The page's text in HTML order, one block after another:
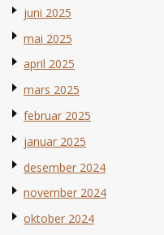
juni 2025
mai 2025
april 2025
mars 2025
februar 2025
januar 2025
desember 2024
november 2024
oktober 2024